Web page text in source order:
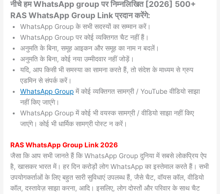
नीचे हम WhatsApp group पर निम्नलिखित [2026] 500+
RAS WhatsApp Group Link प्रदान करेंगे:
WhatsApp Group के सभी सदस्यों का सम्मान करें।
WhatsApp Group पर कोई व्यक्तिगत चैट नहीं हैं।
अनुमति के बिना, समूह आइकन और समूह का नाम न बदलें।
अनुमति के बिना, कोई नया उम्मीदवार नहीं जोड़ें।
यदि, आप किसी भी समस्या का सामना करते हैं, तो संदेश के माध्यम से ग्रुप
एडमिन से संपर्क करें।
WhatsApp Group में कोई व्यक्तिगत सामग्री / YouTube वीडियो साझा
नहीं किए जाएंगे।
WhatsApp Group में कोई भी वयस्क सामग्री / वीडियो साझा नहीं किए
जाएंगे। कोई भी धार्मिक सामग्री पोस्ट न करें।
RAS WhatsApp Group Link 2026
जैसा कि आप सभी जानते हैं कि WhatsApp Group दुनिया में सबसे लोकप्रिय ऐप
है, खासकर भारत में। हर दिन करोड़ों लोग WhatsApp का इस्तेमाल करते हैं। सभी
उपयोगकर्ताओं के लिए बहुत सारी सुविधाएं उपलब्ध हैं, जैसे चैट, वॉयस कॉल, वीडियो
कॉल, दस्तावेज़ साझा करना, आदि। इसलिए, लोग दोस्तों और परिवार के साथ चैट